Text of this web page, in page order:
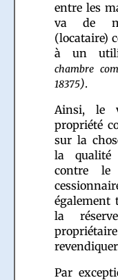
entre les
va de
(locataire)
à un
chambre
18375).
Ainsi, le
propriété
sur la
la qualité
contre
également
la
Par